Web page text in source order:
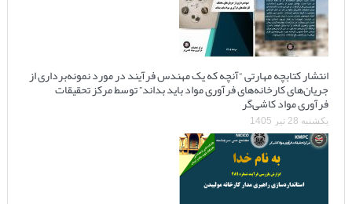
انتشار کتابچه مهارتی “آنچه که یک مهندس فرآیند در مورد نمونه‌برداری از
جریان‌های کارخانه‌های فرآوری مواد باید بداند” توسط مرکز تحقیقات
فرآوری مواد کاشی‌گر
یکشنبه 28 تیر 1405